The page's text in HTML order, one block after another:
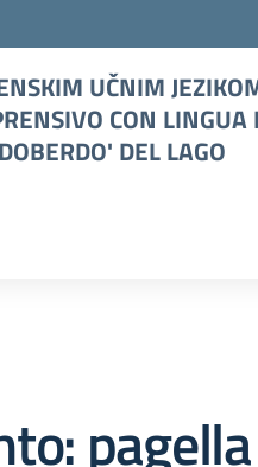
UČNIM
CON LINGUA
DEL LAGO
pagella